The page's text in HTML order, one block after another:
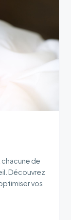
de
Découvrez
vos